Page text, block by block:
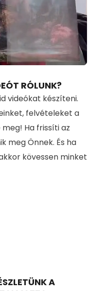
RÓLUNK?
videókat készíteni.
felvételeket a
meg! Ha frissíti az
meg Önnek. És ha
kövessen minket
A